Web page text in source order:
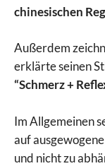
chinesischen
Außerdem
erklärte seinen
“Schmerz +
Im Allgemeinen
auf
und nicht zu